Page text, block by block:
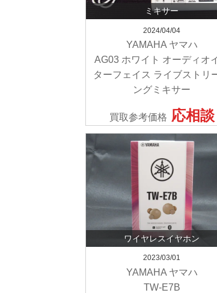
ミキサー
2024/04/04
YAMAHA ヤマハ
AG03 ホワイト オーディオ
ターフェイス ライブストリ
ングミキサー
買取参考価格 応相談
ワイヤレスイヤホン
2023/03/01
YAMAHA ヤマハ
TW-E7B